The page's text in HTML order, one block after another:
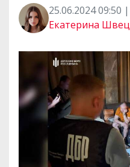
25.06.2024 09:50 |
Екатерина Швец